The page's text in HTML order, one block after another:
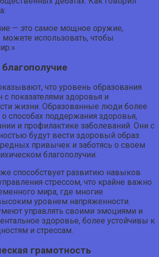
— это самое мощное оружие,
использовать, чтобы
что уровень образования
показателями здоровья и
жизни. Образованные люди более
способах поддержания здоровья,
и профилактике заболеваний. Они с
будут вести здоровый образ
привычек и заботясь о своем
благополучии.
способствует развитию навыков
стрессом, что крайне важно
мира, где многие
уровнем напряженности.
управлять своими эмоциями и
здоровье, более устойчивы к
и стрессам.
грамотность